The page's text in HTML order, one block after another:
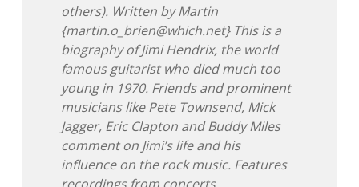
others). Written by Martin
{martin.o_brien@which.net} This is a
biography of Jimi Hendrix, the world
famous guitarist who died much too
young in 1970. Friends and prominent
musicians like Pete Townsend, Mick
Jagger, Eric Clapton and Buddy Miles
comment on Jimi’s life and his
influence on the rock music. Features